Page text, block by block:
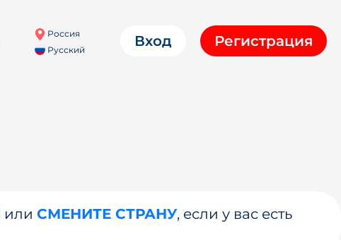
Россия
Русский
Вход Регистрация
или СМЕНИТЕ СТРАНУ, если у вас есть